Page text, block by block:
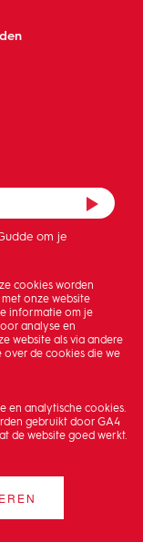
cookies worden
onze website
informatie om je
analyse en
website als via andere
de cookies die we
en analytische cookies.
gebruikt door GA4
de website goed werkt.
om je